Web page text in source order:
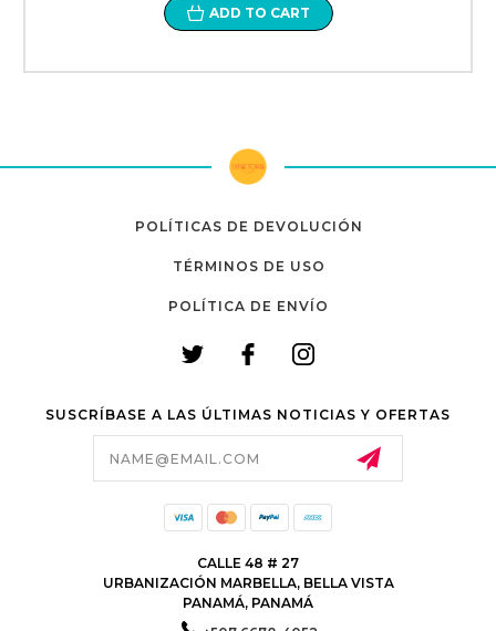
ADD TO CART
POLÍTICAS DE DEVOLUCIÓN
TÉRMINOS DE USO
POLÍTICA DE ENVÍO
SUSCRÍBASE A LAS ÚLTIMAS NOTICIAS Y OFERTAS
CALLE 48 # 27
URBANIZACIÓN MARBELLA, BELLA VISTA
PANAMÁ, PANAMÁ